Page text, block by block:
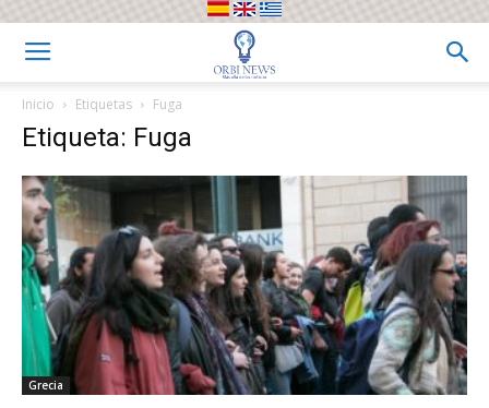
Inicio Etiquetas Fuga
Etiqueta: Fuga
Grecia